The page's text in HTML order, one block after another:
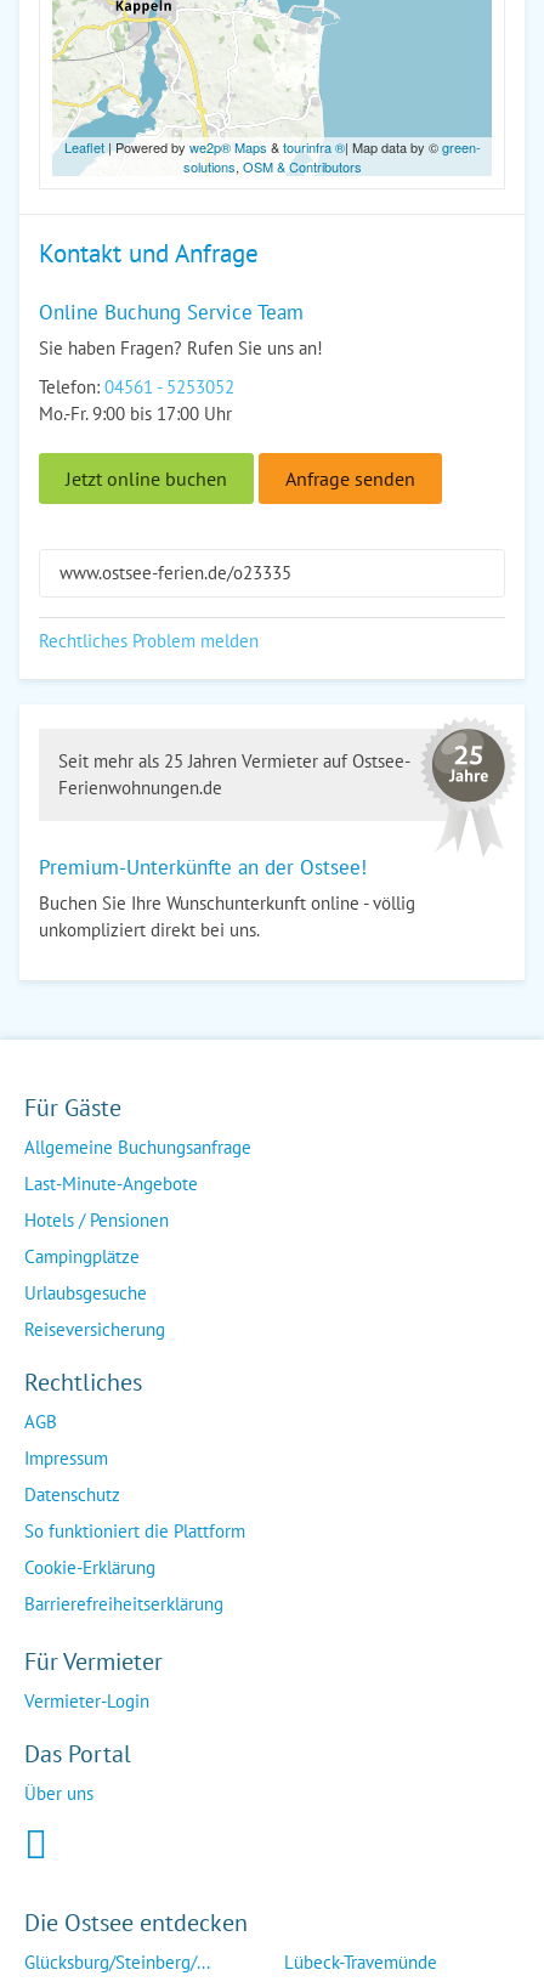
Leaflet| Powered by we2p® Maps &tourinfra ®| Map data by ©green-
solutions, OSM & Contributors
Kontakt und Anfrage
Online Buchung Service Team
Sie haben Fragen? Rufen Sie uns an!
Telefon: 04561 - 5253052
Mo.-Fr. 9:00 bis 17:00 Uhr
Jetzt online buchen Anfrage senden
www.ostsee-ferien.de/o23335
Rechtliches Problem melden
Seit mehr als 25 Jahren Vermieter auf Ostsee-
Ferienwohnungen.de
Premium-Unterkünfte an der Ostsee!
Buchen Sie Ihre Wunschunterkunft online - völlig
unkompliziert direkt bei uns.
Für Gäste
Allgemeine Buchungsanfrage
Last-Minute-Angebote
Hotels / Pensionen
Campingplätze
Urlaubsgesuche
Reiseversicherung
Rechtliches
AGB
Impressum
Datenschutz
So funktioniert die Plattform
Cookie-Erklärung
Barrierefreiheitserklärung
Für Vermieter
Vermieter-Login
Das Portal
Über uns
Die Ostsee entdecken
Glücksburg/Steinberg/... Lübeck-Travemünde